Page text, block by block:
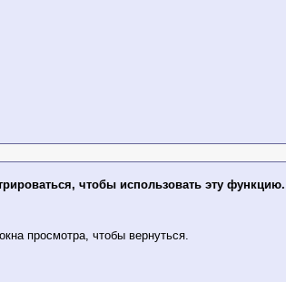
чтобы использовать эту функцию.
просмотра, чтобы вернуться.